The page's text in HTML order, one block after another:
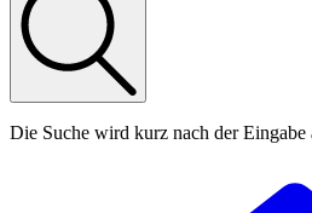
Die Suche wird kurz nach der Eingabe